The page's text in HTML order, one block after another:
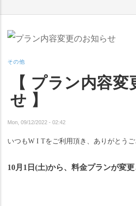
その他
【 プラン内容
せ 】
Mon, 09/12/2022 - 02:42
いつもW I Tをご利用頂き、ありがとう
10月1日(土)から、料金プランが変